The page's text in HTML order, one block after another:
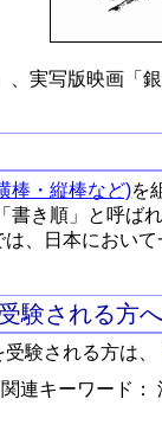
、実写版映画「
棒・縦棒など)を
書き順」と呼ば
、日本におい
験される方へ
受験される方は、
関連キーワード：